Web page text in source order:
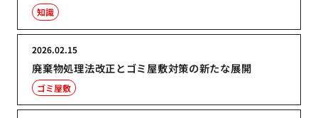
知識
廃棄物処理法改正とゴミ屋敷対策の新たな展開
2026.02.15
ゴミ屋敷